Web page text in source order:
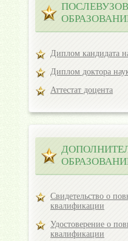
Диплом кандидата
Диплом доктора
Аттестат доцента
Свидетельство о
квалификации
Удостоверение о
квалификации